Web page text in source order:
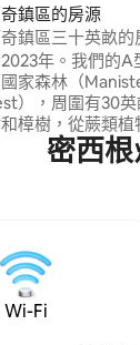
鎮區的房源
鎮區三十英畝的
年。我們的A
家森林（
），周圍有30英
樟樹，從蕨類
一英里多的維護
森林。 這個寧靜
己創造一個永遠安
密西
Wi-Fi